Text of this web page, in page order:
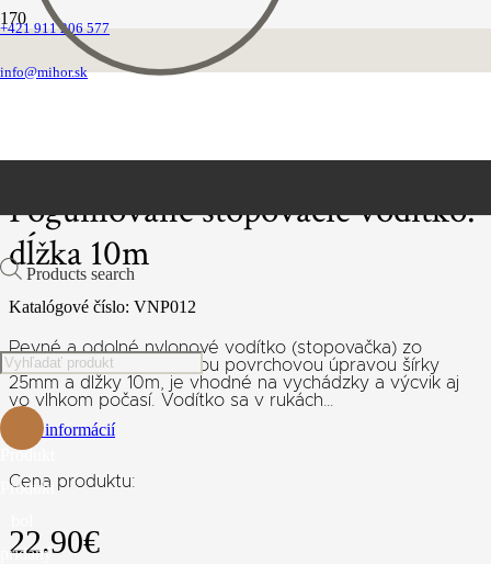
+421 911 206 577
info@mihor.sk
Products search
Produkt
Produkt
pridaný
Domovská stránka
Vôdzky stopovavcie
Pogumované stopovacie vodítko:
dĺžka 10m
Katalógové číslo: VNP012
Pevné a odolné nylonové vodítko (stopovačka) zo
špeciálnou pogumovanou povrchovou úpravou šírky
25mm a dĺžky 10m, je vhodné na vychádzky a výcvik aj
vo vlhkom počasí. Vodítko sa v rukách…
Viac informácií
Cena produktu:
22.90€